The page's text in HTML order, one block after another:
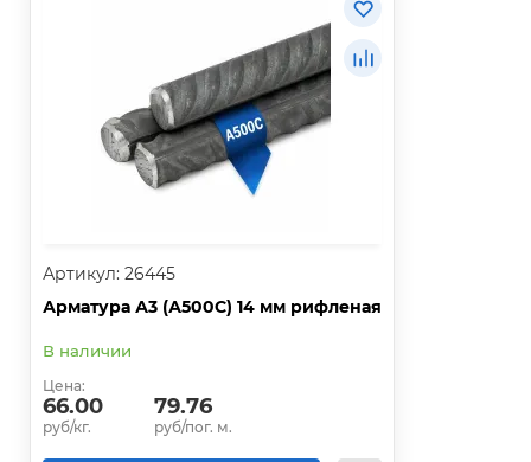
Артикул: 26445
Арматура А3 (А500С) 14 мм рифленая
В наличии
Цена:
66.00
руб/кг.
79.76
руб/пог. м.